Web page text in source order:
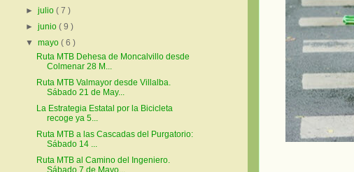
►julio( 7 )
►junio( 9 )
▼mayo( 6 )
Ruta MTB Dehesa de Moncalvillo desde
Colmenar 28 M...
Ruta MTB Valmayor desde Villalba.
Sábado 21 de May...
La Estrategia Estatal por la Bicicleta
recoge ya 5...
Ruta MTB a las Cascadas del Purgatorio:
Sábado 14 ...
Ruta MTB al Camino del Ingeniero.
Sábado 7 de Mayo...